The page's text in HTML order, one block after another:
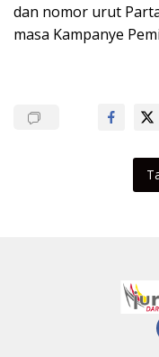
dan nomor urut
masa Kampanye